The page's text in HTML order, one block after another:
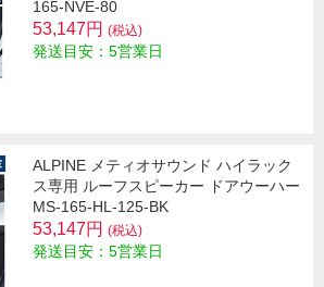
165-NVE-80
53,147円 (税込)
発送目安：5営業日
ALPINE メティオサウンド ハイラック
ス専用 ルーフスピーカー ドアウーハー
MS-165-HL-125-BK
53,147円 (税込)
発送目安：5営業日